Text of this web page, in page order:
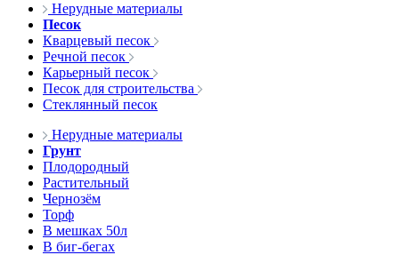
Нерудные материалы
Песок
Кварцевый песок
Речной песок
Карьерный песок
Песок для строительства
Стеклянный песок
Нерудные материалы
Грунт
Плодородный
Растительный
Чернозём
Торф
В мешках 50л
В биг-бегах